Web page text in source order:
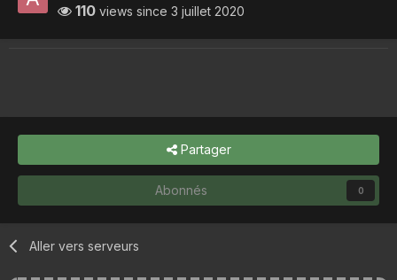
110 views since 3 juillet 2020
Partager
Abonnés 0
Aller vers serveurs